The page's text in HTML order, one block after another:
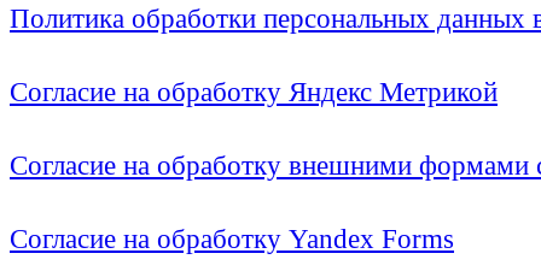
Политика обработки персональных
Согласие на обработку Яндекс Метрикой
Согласие на обработку внешними формами
Согласие на обработку Yandex Forms